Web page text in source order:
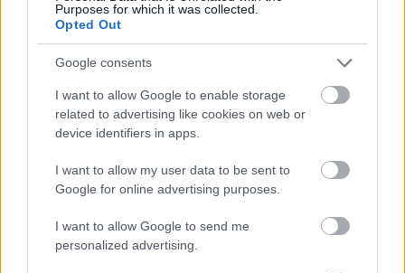
Purposes for which it was collected.
Opted Out
Google consents
I want to allow Google to enable storage
related to advertising like cookies on web or
device identifiers in apps.
I want to allow my user data to be sent to
Google for online advertising purposes.
I want to allow Google to send me
personalized advertising.
tetőcserép
Tetőépítés -és felújítás? Legyen tudatos a
költségtervezésben!